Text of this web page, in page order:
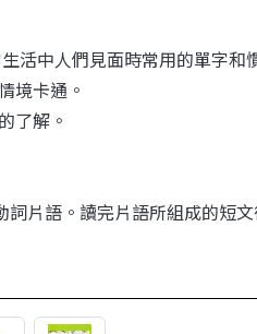
活中人們見面時常用的單字和
境卡通。
了解。
片語。讀完片語所組成的短